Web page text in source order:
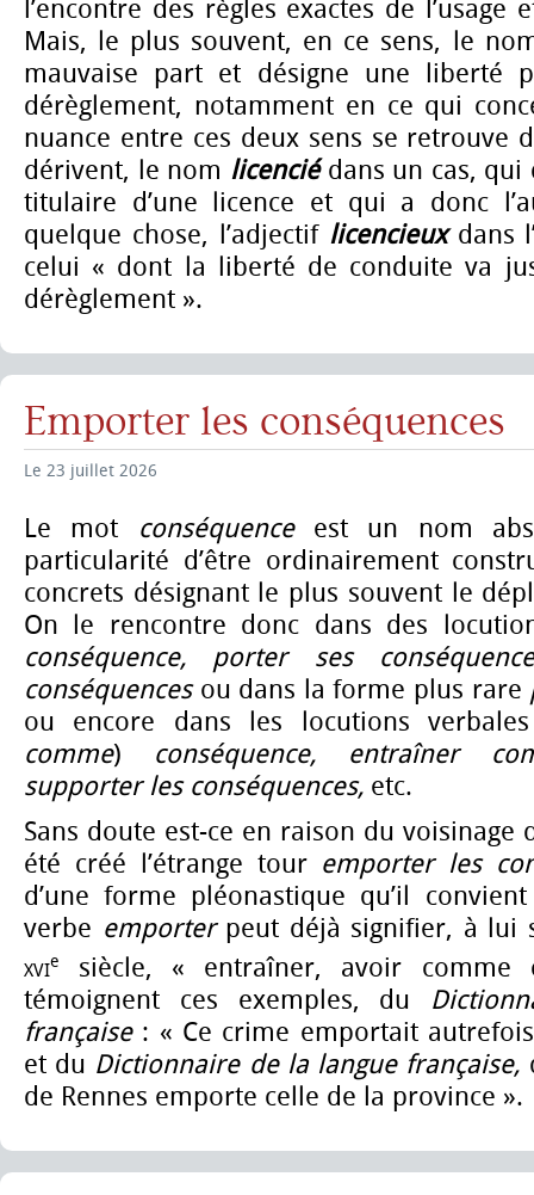
l’encontre des règles exactes de
Mais, le plus souvent, en ce sens, le
mauvaise part et désigne une liberté
dérèglement, notamment en ce qui
nuance entre ces deux sens se retrouve
dérivent, le nom licenciédans un cas, qui
titulaire d’une licence et qui a donc
quelque chose, l’adjectif licencieux dans
celui « dont la liberté de conduite va
dérèglement ».
Emporter les conséquences
Le 23 juillet 2026
Le mot conséquence est un nom
particularité d’être ordinairement
concrets désignant le plus souvent le
On le rencontre donc dans des
conséquence, porter ses
conséquences ou dans la forme plus rare
ou encore dans les locutions
comme) conséquence, entraîner
supporter les conséquences, etc.
Sans doute est-ce en raison du voisinage
été créé l’étrange tour emporter les
d’une forme pléonastique qu’il
verbe emporter peut déjà signifier, à lui
xvie
siècle, « entraîner, avoir comme
témoignent ces exemples, du
française : « Ce crime emportait
et du Dictionnaire de la langue française,
de Rennes emporte celle de la province ».